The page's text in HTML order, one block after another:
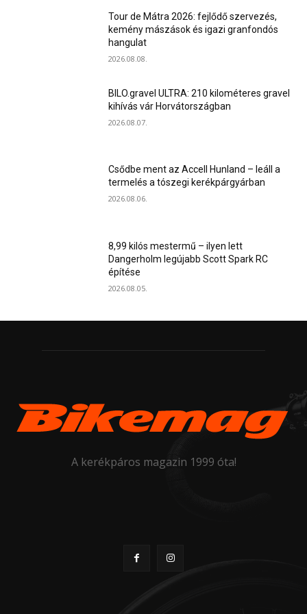
Tour de Mátra 2026: fejlődő szervezés,
kemény mászások és igazi granfondós
hangulat
2026.08.08.
BILO.gravel ULTRA: 210 kilométeres gravel
kihívás vár Horvátországban
2026.08.07.
Csődbe ment az Accell Hunland – leáll a
termelés a tószegi kerékpárgyárban
2026.08.06.
8,99 kilós mestermű – ilyen lett
Dangerholm legújabb Scott Spark RC
építése
2026.08.05.
A kerékpáros magazin 1999 óta!